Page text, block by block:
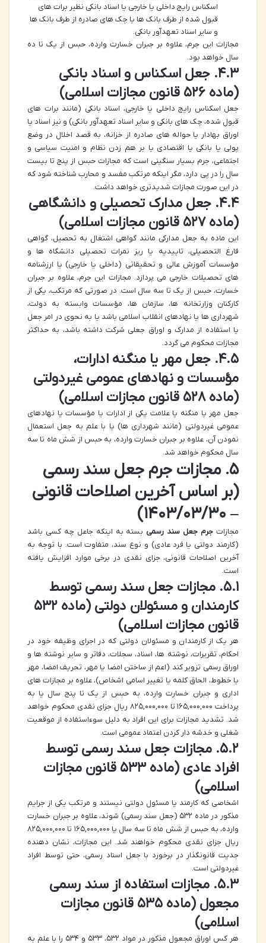
اسکناس رایج داخلی یا خارجی یا اسناد بانکی نظیر برات های
قبول شده از طرف بانک ها یا چک های صادره از طرف بانک ها
و سایر اسناد تعهدآور بانکی.
مجازات این جرم، علاوه بر جبران خسارت وارده، حبس از یک تا ده
سال خواهد بود.
۴.۳. جعل اسکناس و اسناد بانکی
(ماده ۵۲۶ قانون مجازات اسلامی)
جعل اسکناس رایج داخلی یا خارجی، اسناد بانکی (مانند برات های
قبول شده، چک های بانکی و سایر اسناد تعهدآور بانکی) و نیز اسناد یا
اوراق بهادار یا حواله های صادره از خزانه، به قصد اخلال در وضع
پولی یا بانکی یا اقتصادی یا بر هم زدن نظام و امنیت سیاسی و
اجتماعی، جرم بسیار سنگینی است که مجازات حبس از پنج تا بیست
سال را در پی دارد، مگر اینکه مرتکب مفسد و محارب شناخته شود که
در این صورت مجازات شدیدتری خواهد داشت.
۴.۴. جعل مدارک تحصیلی و دانشگاهی
(ماده ۵۲۷ قانون مجازات اسلامی)
این ماده به جعل مدارکی مانند گواهی اشتغال به تحصیل، گواهی
فارغ التحصیلی، تاییدیه یا ریز نمرات تحصیلی دانشگاه ها و
مؤسسات آموزش عالی و تحقیقاتی (داخلی یا خارجی) یا ارزشنامه
های تحصیلات خارجی می پردازد. مجازات این جرم، علاوه بر جبران
خسارت، حبس از یک تا سه سال است. در صورتی که مرتکب، یکی از
کارکنان وزارتخانه ها، سازمان ها، مؤسسات وابسته به دولت،
شهرداری ها یا نهادهای انقلاب اسلامی باشد یا به نحوی در امر جعل
یا استفاده از مدارک و اوراق جعلی شرکت داشته باشد، به حداکثر
مجازات محکوم می گردد.
۴.۵. جعل مهر یا منگنه ادارات،
مؤسسات و نهادهای عمومی غیردولتی
(ماده ۵۲۸ قانون مجازات اسلامی)
جعل مهر یا منگنه یا علامت یکی از ادارات یا مؤسسات یا نهادهای
عمومی غیردولتی (مانند شهرداری ها) یا با علم به جعل استعمال
نمودن آن، علاوه بر جبران خسارت وارده، به حبس از شش ماه تا سه
سال محکوم خواهد شد.
۵. مجازات جرم جعل سند رسمی
(بر اساس آخرین اصلاحات قانونی
– ۱۴۰۳/۰۳/۳۰)
مجازات جرم جعل سند رسمی بسته به اینکه جاعل چه کسی باشد
(کارمند دولتی یا فرد عادی) و نوع سند، متفاوت است. با توجه به
آخرین اصلاحات قانونی، جزای نقدی در برخی موارد افزایش یافته
است.
۵.۱. مجازات جعل سند رسمی توسط
کارمندان و مسئولان دولتی (ماده ۵۳۲
قانون مجازات اسلامی)
هر یک از کارمندان و مسئولان دولتی که در اجرای وظیفه خود در
احکام، تقریرات، نوشته ها، اسناد، سجلات، دفاتر و سایر نوشته ها و
اوراق رسمی تزویر کند (اعم از ساختن امضا یا مهر، تحریف امضا، مهر
یا خطوط، الحاق کلمه یا تغییر اسامی اشخاص)، علاوه بر مجازات های
اداری و جبران خسارت وارده، به حبس از یک تا پنج سال یا به
پرداخت ۱۶۵,۰۰۰,۰۰۰ تا ۸۲۵,۰۰۰,۰۰۰ ریال جزای نقدی محکوم خواهد
شد. تشدید مجازات برای این افراد به دلیل سوءاستفاده از موقعیت
شغلی و خدشه دار کردن اعتماد عمومی است.
۵.۲. مجازات جعل سند رسمی توسط
افراد عادی (ماده ۵۳۳ قانون مجازات
اسلامی)
اشخاصی که کارمند یا مسئول دولتی نیستند و مرتکب یکی از جرایم
مذکور در ماده ۵۳۲ (جعل سند رسمی) شوند، علاوه بر جبران خسارت
وارده، به حبس از شش ماه تا سه سال یا ۱۶۵,۰۰۰,۰۰۰ تا ۸۲۵,۰۰۰,۰۰۰
ریال جزای نقدی محکوم خواهند شد. این مجازات، نشان دهنده
جدیت قانونگذار در برخورد با جعل اسناد رسمی، حتی توسط افراد
غیردولتی است.
۵.۳. مجازات استفاده از سند رسمی
مجعول (ماده ۵۳۵ قانون مجازات
اسلامی)
هر کس اوراق مجعول مذکور در مواد ۵۳۲، ۵۳۳ و ۵۳۴ را با علم به